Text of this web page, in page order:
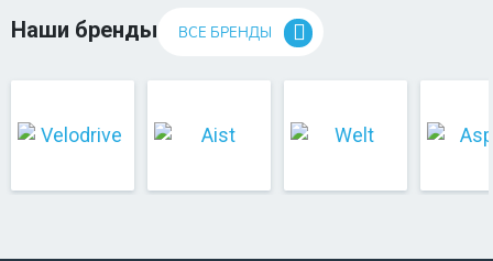
Наши бренды ВСЕ БРЕНДЫ